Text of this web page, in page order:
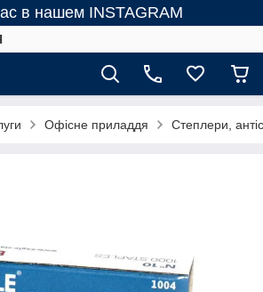
в нашем INSTAGRAM
Офісне приладдя Степлери,